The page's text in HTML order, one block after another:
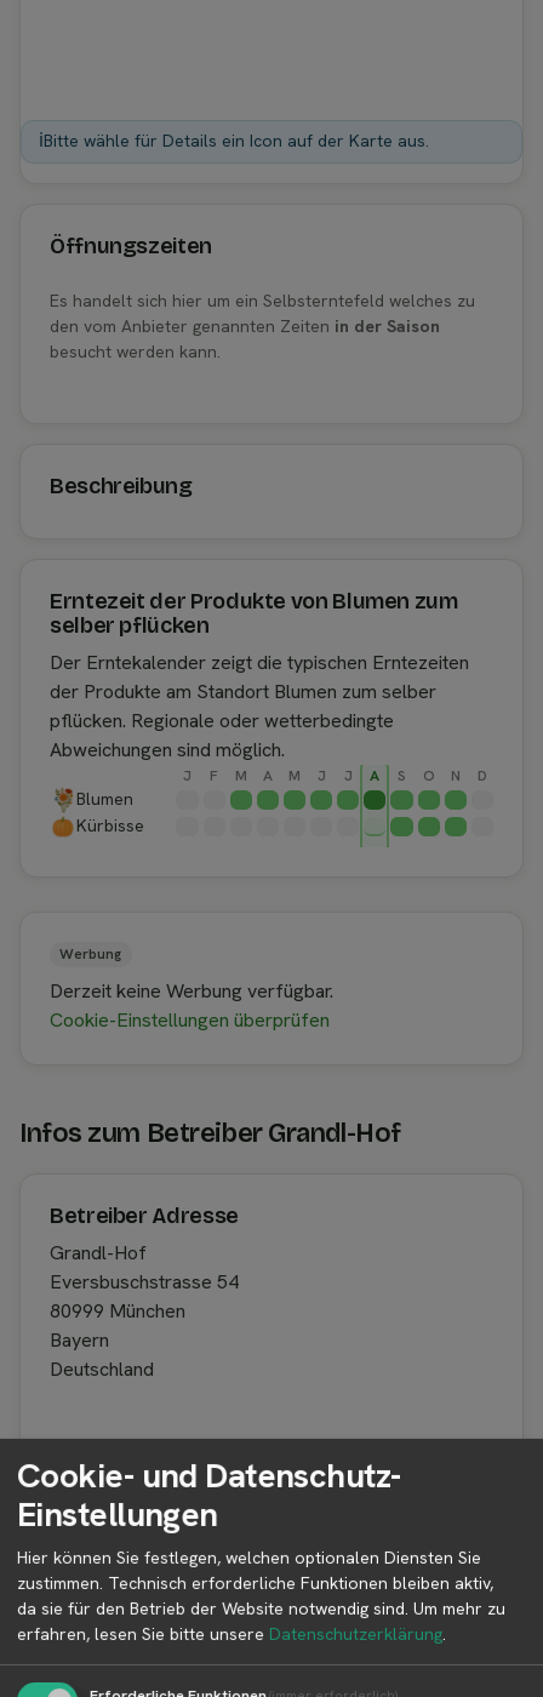
ℹ️Bitte wähle für Details ein Icon auf der Karte aus.
Öffnungszeiten
Es handelt sich hier um ein Selbsterntefeld welches zu
den vom Anbieter genannten Zeiten in der Saison
besucht werden kann.
Beschreibung
Erntezeit der Produkte von Blumen zum
selber pflücken
Der Erntekalender zeigt die typischen Erntezeiten
der Produkte am Standort Blumen zum selber
pflücken. Regionale oder wetterbedingte
Abweichungen sind möglich.
J F M A M J J A S O N D
Blumen
Kürbisse
Werbung
Derzeit keine Werbung verfügbar.
Cookie-Einstellungen überprüfen
Infos zum Betreiber Grandl-Hof
Betreiber Adresse
Grandl-Hof
Eversbuschstrasse 54
80999 München
Bayern
Deutschland
Betreiber kontaktieren
Auf der Profilseite des Betreibers findest du weitere
Informationen zum Betreiber und
Kontaktmöglichkeiten.
👤︎ Profilseite
Cookie- und Datenschutz-
Einstellungen
Hier können Sie festlegen, welchen optionalen Diensten Sie
zustimmen. Technisch erforderliche Funktionen bleiben aktiv,
da sie für den Betrieb der Website notwendig sind. Um mehr zu
erfahren, lesen Sie bitte unsere Datenschutzerklärung.